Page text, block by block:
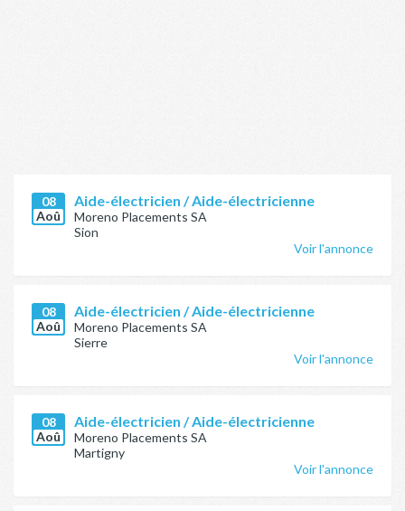
08
Aoû
Aide-électricien / Aide-électricienne
Moreno Placements SA
Sion
Voir l'annonce
08
Aoû
Aide-électricien / Aide-électricienne
Moreno Placements SA
Sierre
Voir l'annonce
08
Aoû
Aide-électricien / Aide-électricienne
Moreno Placements SA
Martigny
Voir l'annonce